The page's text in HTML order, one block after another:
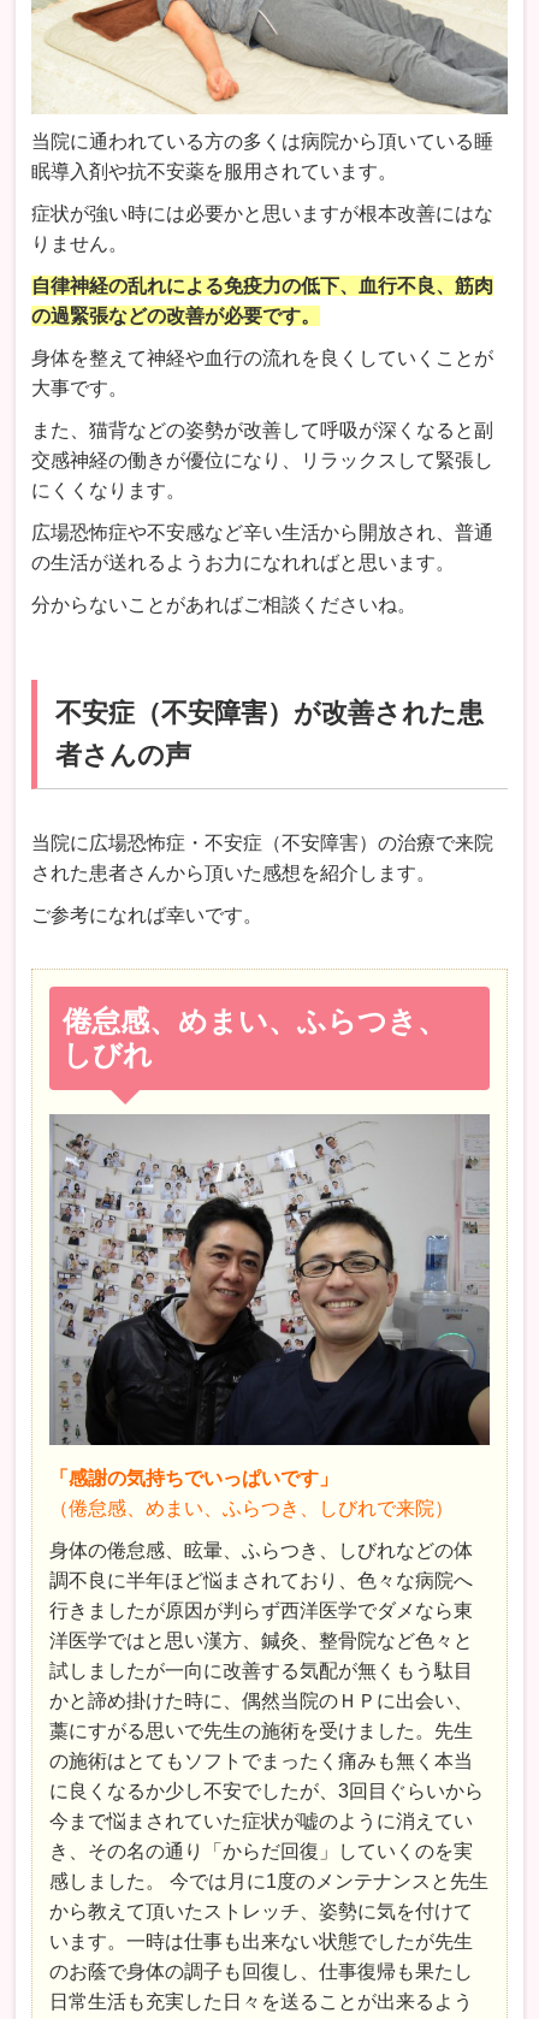
当院に通われている方の多くは病院から頂いている睡
眠導入剤や抗不安薬を服用されています。
症状が強い時には必要かと思いますが根本改善にはな
りません。
自律神経の乱れによる免疫力の低下、血行不良、筋肉
の過緊張などの改善が必要です。
身体を整えて神経や血行の流れを良くしていくことが
大事です。
また、猫背などの姿勢が改善して呼吸が深くなると副
交感神経の働きが優位になり、リラックスして緊張し
にくくなります。
広場恐怖症や不安感など辛い生活から開放され、普通
の生活が送れるようお力になれればと思います。
分からないことがあればご相談くださいね。
不安症（不安障害）が改善された患
者さんの声
当院に広場恐怖症・不安症（不安障害）の治療で来院
された患者さんから頂いた感想を紹介します。
ご参考になれば幸いです。
倦怠感、めまい、ふらつき、
しびれ
「感謝の気持ちでいっぱいです」
（倦怠感、めまい、ふらつき、しびれで来院）
身体の倦怠感、眩暈、ふらつき、しびれなどの体
調不良に半年ほど悩まされており、色々な病院へ
行きましたが原因が判らず西洋医学でダメなら東
洋医学ではと思い漢方、鍼灸、整骨院など色々と
試しましたが一向に改善する気配が無くもう駄目
かと諦め掛けた時に、偶然当院のＨＰに出会い、
藁にすがる思いで先生の施術を受けました。先生
の施術はとてもソフトでまったく痛みも無く本当
に良くなるか少し不安でしたが、3回目ぐらいから
今まで悩まされていた症状が嘘のように消えてい
き、その名の通り「からだ回復」していくのを実
感しました。 今では月に1度のメンテナンスと先生
から教えて頂いたストレッチ、姿勢に気を付けて
います。一時は仕事も出来ない状態でしたが先生
のお蔭で身体の調子も回復し、仕事復帰も果たし
日常生活も充実した日々を送ることが出来るよう